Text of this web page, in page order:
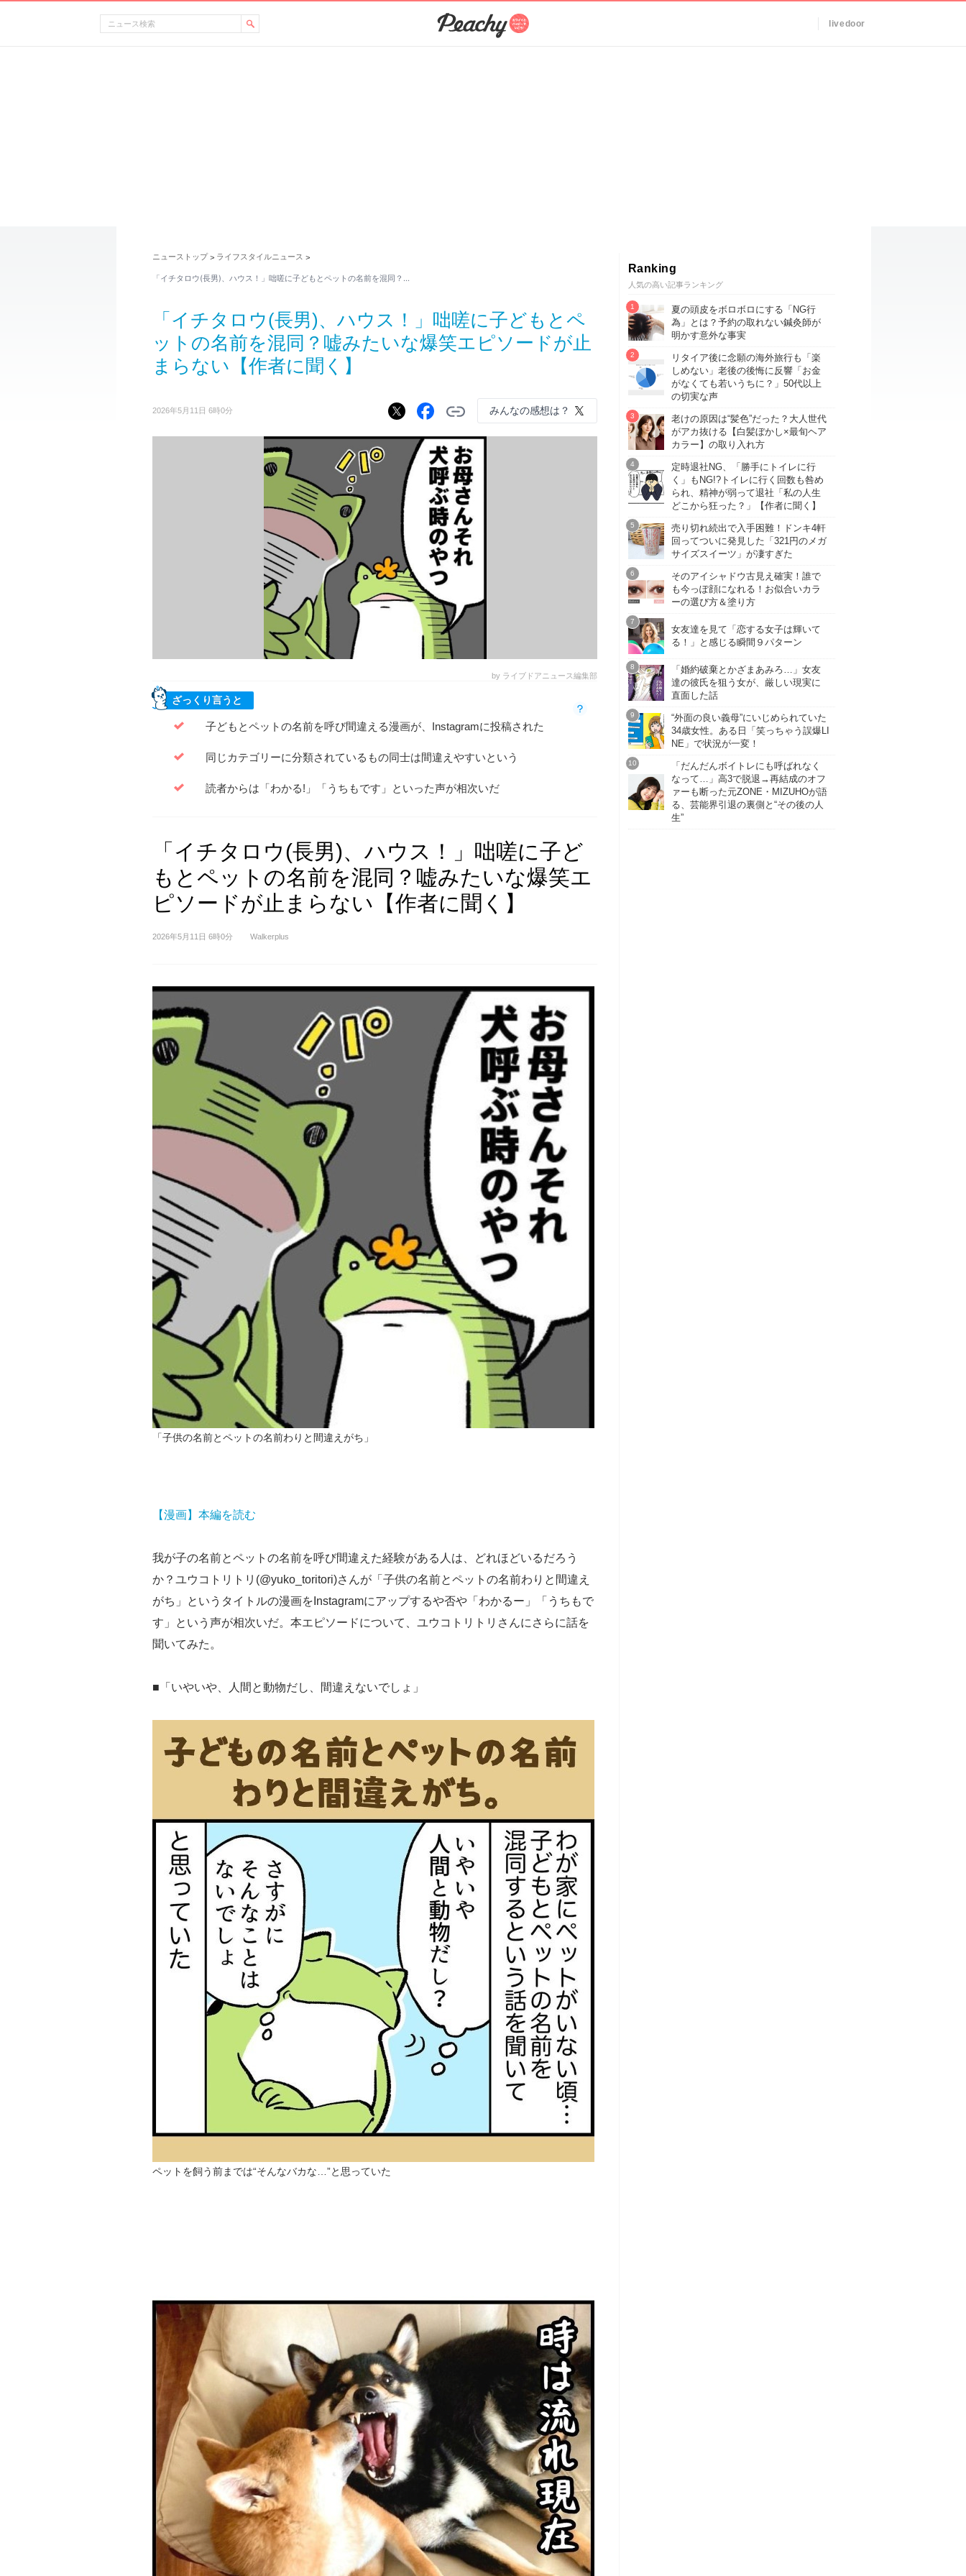
livedoor
ニューストップ > ライフスタイルニュース >
「イチタロウ(長男)、ハウス！」咄嗟に子どもとペットの名前を混同？…
「イチタロウ(長男)、ハウス！」咄嗟に子どもとペ
ットの名前を混同？嘘みたいな爆笑エピソードが止
まらない【作者に聞く】
2026年5月11日 6時0分 みんなの感想は？
by ライブドアニュース編集部
ざっくり言うと
子どもとペットの名前を呼び間違える漫画が、Instagramに投稿された
同じカテゴリーに分類されているもの同士は間違えやすいという
読者からは「わかる!」「うちもです」といった声が相次いだ
「イチタロウ(長男)、ハウス！」咄嗟に子ど
もとペットの名前を混同？嘘みたいな爆笑エ
ピソードが止まらない【作者に聞く】
2026年5月11日 6時0分 Walkerplus
「子供の名前とペットの名前わりと間違えがち」
【漫画】本編を読む
我が子の名前とペットの名前を呼び間違えた経験がある人は、どれほどいるだろう
か？ユウコトリトリ(@yuko_toritori)さんが「子供の名前とペットの名前わりと間違え
がち」というタイトルの漫画をInstagramにアップするや否や「わかるー」「うちもで
す」という声が相次いだ。本エピソードについて、ユウコトリトリさんにさらに話を
聞いてみた。
■「いやいや、人間と動物だし、間違えないでしょ」
ペットを飼う前までは“そんなバカな…”と思っていた
Ranking
人気の高い記事ランキング
夏の頭皮をボロボロにする「NG行
為」とは？予約の取れない鍼灸師が
明かす意外な事実
リタイア後に念願の海外旅行も「楽
しめない」老後の後悔に反響「お金
がなくても若いうちに？」50代以上
の切実な声
老けの原因は“髪色”だった？大人世代
がアカ抜ける【白髪ぼかし×最旬ヘア
カラー】の取り入れ方
定時退社NG、「勝手にトイレに行
く」もNG!?トイレに行く回数も咎め
られ、精神が弱って退社「私の人生
どこから狂った？」【作者に聞く】
売り切れ続出で入手困難！ドンキ4軒
回ってついに発見した「321円のメガ
サイズスイーツ」が凄すぎた
そのアイシャドウ古見え確実！誰で
も今っぽ顔になれる！お似合いカラ
ーの選び方＆塗り方
女友達を見て「恋する女子は輝いて
る！」と感じる瞬間９パターン
「婚約破棄とかざまあみろ…」女友
達の彼氏を狙う女が、厳しい現実に
直面した話
“外面の良い義母”にいじめられていた
34歳女性。ある日「笑っちゃう誤爆LI
NE」で状況が一変！
「だんだんボイトレにも呼ばれなく
なって…」高3で脱退→再結成のオフ
ァーも断った元ZONE・MIZUHOが語
る、芸能界引退の裏側と“その後の人
生”